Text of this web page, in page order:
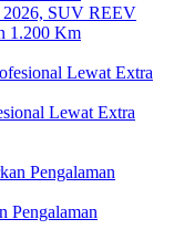
SUV REEV
1.200 Km
Lewat Extra
Pengalaman